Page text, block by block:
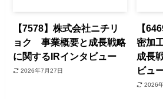
【7578】株式会社ニチリ
ョク 事業概要と成長戦略
に関するIRインタビュー
2026年7月27日
【
密加
成長
ビュ
2026